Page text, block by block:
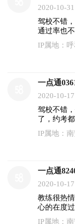
2020-10-31
驾校不错
通过率也不
IP属地：
一点通
2020-10-17
驾校不错
了，约考
IP属地：
一点通
2020-10-17
教练很热
心的在度
IP属地：